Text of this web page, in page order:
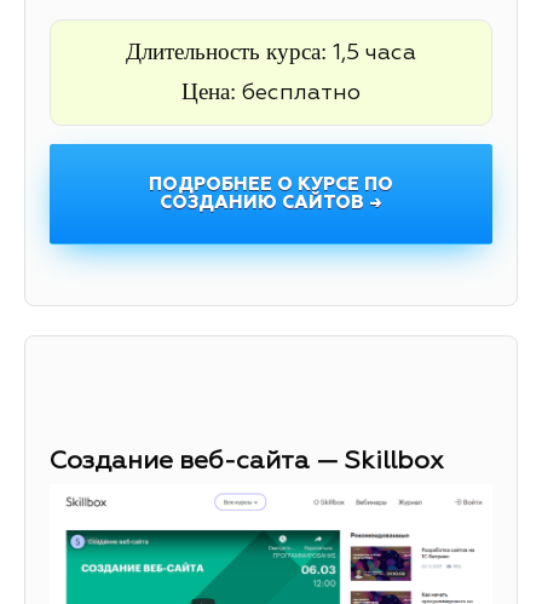
Длительность курса: 1,5 часа
Цена: бесплатно
ПОДРОБНЕЕ О КУРСЕ ПО
СОЗДАНИЮ САЙТОВ →
Создание веб-сайта — Skillbox